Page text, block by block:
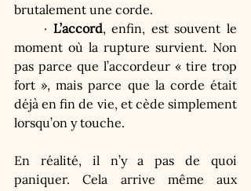
brutalement une corde.
     ·
L’accord, enfin, est souvent le
moment où la rupture survient. Non
pas parce que l’accordeur « tire trop
fort », mais parce que la corde était
déjà en fin de vie, et cède simplement
lorsqu’on y touche.
En réalité, il n’y a pas de quoi
paniquer. Cela arrive même aux